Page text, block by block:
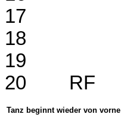
17
18
19
20
RF
Tanz beginnt wieder von vorne